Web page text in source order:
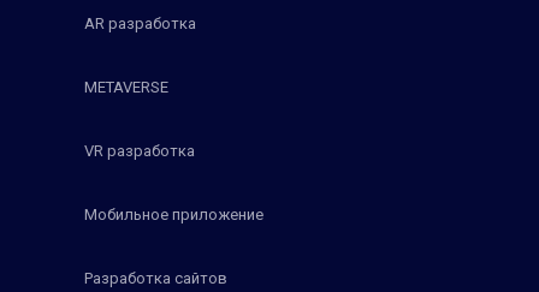
AR разработка
METAVERSE
VR разработка
Мобильное приложение
Разработка сайтов